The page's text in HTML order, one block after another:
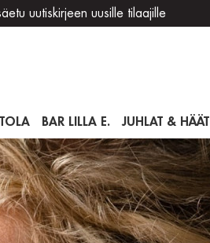
uutiskirjeen uusille tilaajille
BAR LILLA E. JUHLAT & HÄÄT